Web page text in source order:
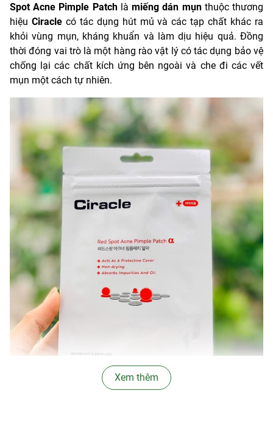
Spot Acne Pimple Patchlàmiếng dán mụnthuộc thương
hiệu Ciraclecó tác dụng hút mủ và các tạp chất khác ra
khỏi vùng mụn, kháng khuẩn và làm dịu hiệu quả. Đồng
thời đóng vai trò là một hàng rào vật lý có tác dụng bảo vệ
chống lại các chất kích ứng bên ngoài và che đi các vết
mụn một cách tự nhiên.
Xem thêm